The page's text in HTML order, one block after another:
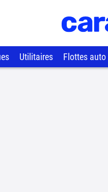
Utilitaires Flottes auto